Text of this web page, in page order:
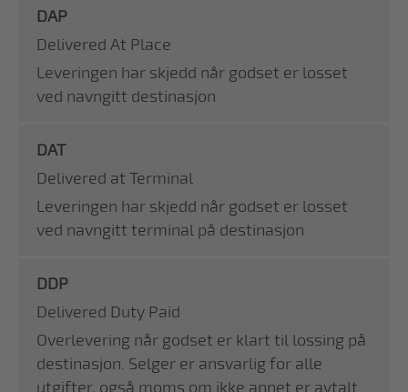
DAP
Delivered At Place
Leveringen har skjedd når godset er losset
ved navngitt destinasjon
DAT
Delivered at Terminal
Leveringen har skjedd når godset er losset
ved navngitt terminal på destinasjon
DDP
Delivered Duty Paid
Overlevering når godset er klart til lossing på
destinasjon. Selger er ansvarlig for alle
utgifter, også moms om ikke annet er avtalt